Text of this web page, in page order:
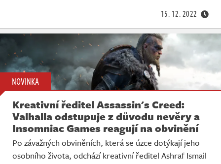
15. 12. 2022
NOVINKA
Kreativní ředitel Assassin's Creed:
Valhalla odstupuje z důvodu nevěry a
Insomniac Games reagují na obvinění
Po závažných obviněních, která se úzce dotýkají jeho
osobního života, odchází kreativní ředitel Ashraf Ismail